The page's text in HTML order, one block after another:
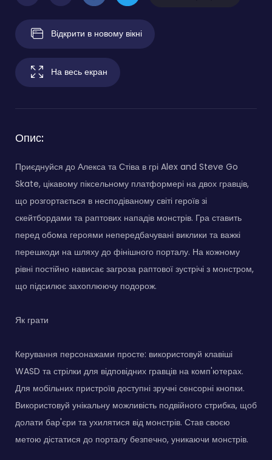
Відкрити в новому вікні
На весь екран
Опис:
Приєднуйся до Алекса та Стіва в грі Alex and Steve Go
Skate, цікавому піксельному платформері на двох гравців,
що розгортається в несподіваному світі героїв зі
скейтбордами та раптових нападів монстрів. Гра ставить
перед обома героями непередбачувані виклики та важкі
перешкоди на шляху до фінішного порталу. На кожному
рівні постійно нависає загроза раптової зустрічі з монстром,
що підсилює захоплюючу подорож.
Як грати
Керування персонажами просте: використовуй клавіші
WASD та стрілки для відповідних гравців на комп'ютерах.
Для мобільних пристроїв доступні зручні сенсорні кнопки.
Використовуй унікальну можливість подвійного стрибка, щоб
долати бар'єри та ухилятися від монстрів. Став своєю
метою дістатися до порталу безпечно, уникаючи монстрів.